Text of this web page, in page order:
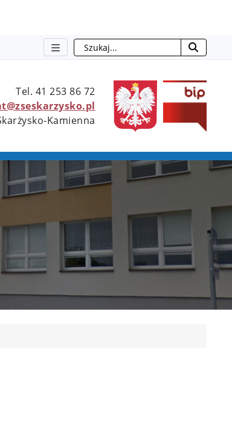
Szukaj
Tel. 41 253 86 72
Kamienna